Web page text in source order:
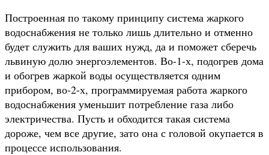
Построенная по такому принципу система жаркого
водоснабжения не только лишь длительно и отменно
будет служить для ваших нужд, да и поможет сберечь
львиную долю энергоэлементов. Во-1-х, подогрев дома
и обогрев жаркой воды осуществляется одним
прибором, во-2-х, программируемая работа жаркого
водоснабжения уменьшит потребление газа либо
электричества. Пусть и обходится такая система
дороже, чем все другие, зато она с головой окупается в
процессе использования.